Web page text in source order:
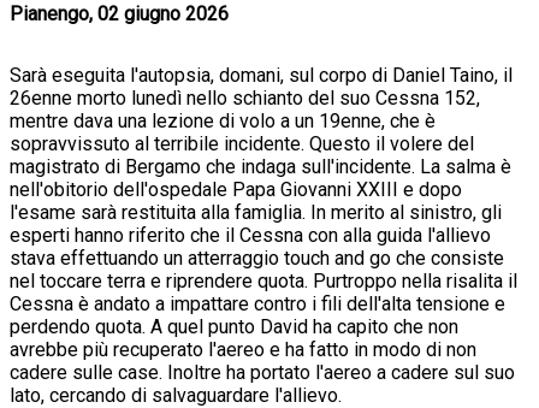
Pianengo, 02 giugno 2026
Sarà eseguita l'autopsia, domani, sul corpo di Daniel Taino, il
26enne morto lunedì nello schianto del suo Cessna 152,
mentre dava una lezione di volo a un 19enne, che è
sopravvissuto al terribile incidente. Questo il volere del
magistrato di Bergamo che indaga sull'incidente. La salma è
nell'obitorio dell'ospedale Papa Giovanni XXIII e dopo
l'esame sarà restituita alla famiglia. In merito al sinistro, gli
esperti hanno riferito che il Cessna con alla guida l'allievo
stava effettuando un atterraggio touch and go che consiste
nel toccare terra e riprendere quota. Purtroppo nella risalita il
Cessna è andato a impattare contro i fili dell'alta tensione e
perdendo quota. A quel punto David ha capito che non
avrebbe più recuperato l'aereo e ha fatto in modo di non
cadere sulle case. Inoltre ha portato l'aereo a cadere sul suo
lato, cercando di salvaguardare l'allievo.